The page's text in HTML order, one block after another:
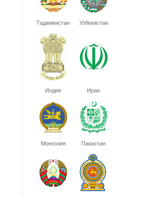
Таджикистан Узбекистан
Индия Иран
Монголия Пакистан